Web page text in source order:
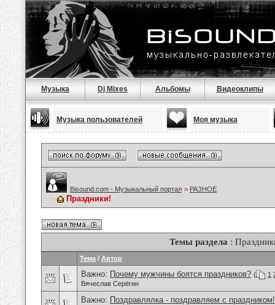
Музыка Dj Mixes Альбомы Видеоклипы
Музыка пользователей Моя музыка
Bisound.com - Музыкальный портал > РАЗНОЕ
Праздники!
Темы раздела :
Тема / Автор
Важно: Почему мужчины боятся праздников? ( 1
Вячеслав Серёгин
Важно: Поздравлялка - поздравляем с праздником!